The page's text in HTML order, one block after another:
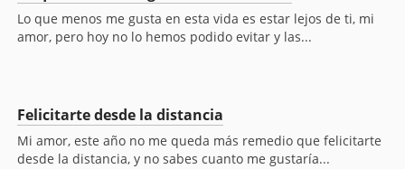
Lo que menos me gusta en esta vida es estar lejos de ti, mi
amor, pero hoy no lo hemos podido evitar y las...
Felicitarte desde la distancia
Mi amor, este año no me queda más remedio que felicitarte
desde la distancia, y no sabes cuanto me gustaría...